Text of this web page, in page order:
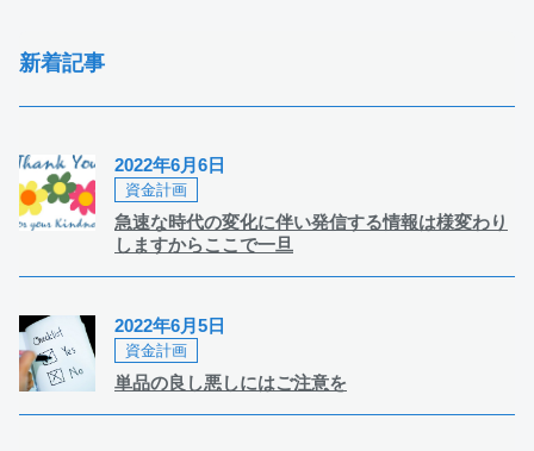
新着記事
急速な時代の変化に伴い発信する情報は様変わり
しますからここで一旦
資金計画
2022年6月6日
単品の良し悪しにはご注意を
資金計画
2022年6月5日